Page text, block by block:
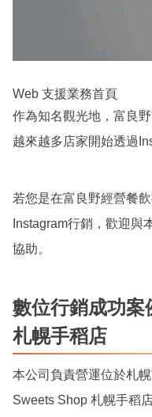
Web 支援業務首頁
作為知名觀光地，富良
越來越多店家開始透過
若您是在富良野經營餐
Instagram行銷，歡迎與
協助。
數位行銷成功
札幌手稻店
本公司負責營運位於札
Sweets Shop 札幌手稻